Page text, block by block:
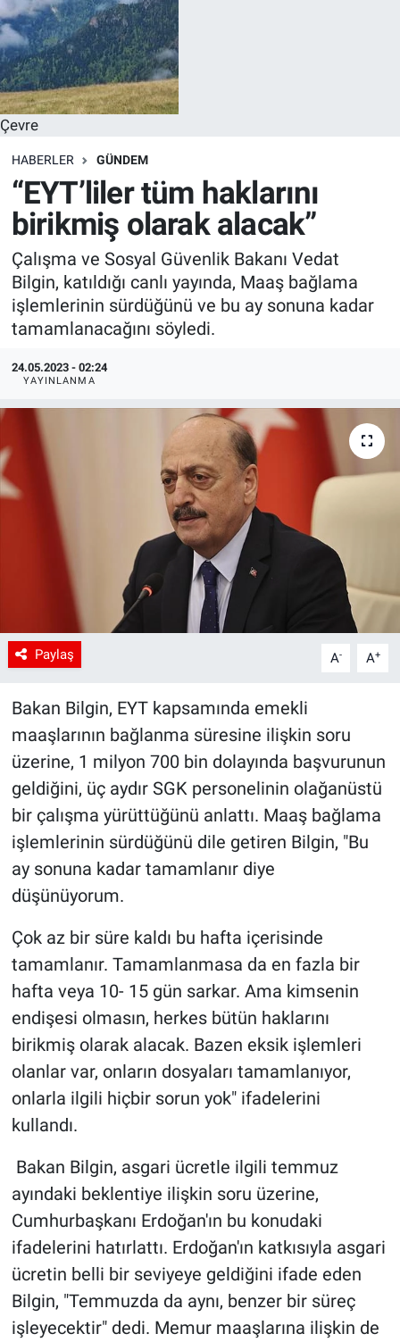
Çevre
HABERLER GÜNDEM
“EYT’liler tüm haklarını
birikmiş olarak alacak”
Çalışma ve Sosyal Güvenlik Bakanı Vedat
Bilgin, katıldığı canlı yayında, Maaş bağlama
işlemlerinin sürdüğünü ve bu ay sonuna kadar
tamamlanacağını söyledi.
24.05.2023 - 02:24
YAYINLANMA
Paylaş A- A+
Bakan Bilgin, EYT kapsamında emekli
maaşlarının bağlanma süresine ilişkin soru
üzerine, 1 milyon 700 bin dolayında başvurunun
geldiğini, üç aydır SGK personelinin olağanüstü
bir çalışma yürüttüğünü anlattı. Maaş bağlama
işlemlerinin sürdüğünü dile getiren Bilgin, "Bu
ay sonuna kadar tamamlanır diye
düşünüyorum.
Çok az bir süre kaldı bu hafta içerisinde
tamamlanır. Tamamlanmasa da en fazla bir
hafta veya 10- 15 gün sarkar. Ama kimsenin
endişesi olmasın, herkes bütün haklarını
birikmiş olarak alacak. Bazen eksik işlemleri
olanlar var, onların dosyaları tamamlanıyor,
onlarla ilgili hiçbir sorun yok" ifadelerini
kullandı.
Bakan Bilgin, asgari ücretle ilgili temmuz
ayındaki beklentiye ilişkin soru üzerine,
Cumhurbaşkanı Erdoğan'ın bu konudaki
ifadelerini hatırlattı. Erdoğan'ın katkısıyla asgari
ücretin belli bir seviyeye geldiğini ifade eden
Bilgin, "Temmuzda da aynı, benzer bir süreç
işleyecektir" dedi. Memur maaşlarına ilişkin de